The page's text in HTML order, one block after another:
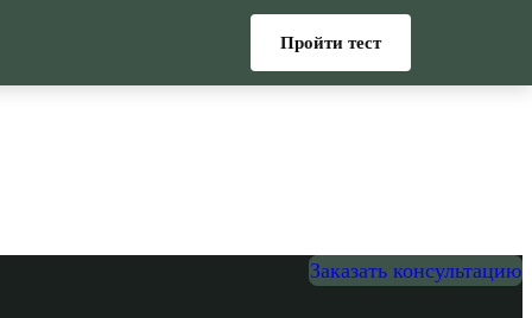
Заказать консультацию
Пройти тест